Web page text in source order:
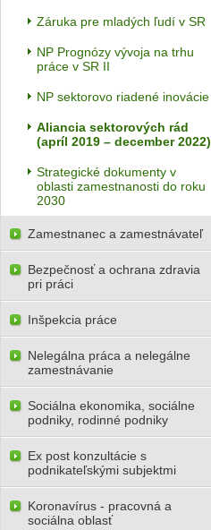
Záruka pre mladých ľudí v SR
NP Prognózy vývoja na trhu
práce v SR II
NP sektorovo riadené inovácie
Aliancia sektorových rád
(apríl 2019 – december 2022)
Strategické dokumenty v
oblasti zamestnanosti do roku
2030
Zamestnanec a zamestnávateľ
Bezpečnosť a ochrana zdravia
pri práci
Inšpekcia práce
Nelegálna práca a nelegálne
zamestnávanie
Sociálna ekonomika, sociálne
podniky, rodinné podniky
Ex post konzultácie s
podnikateľskými subjektmi
Koronavírus - pracovná a
sociálna oblasť